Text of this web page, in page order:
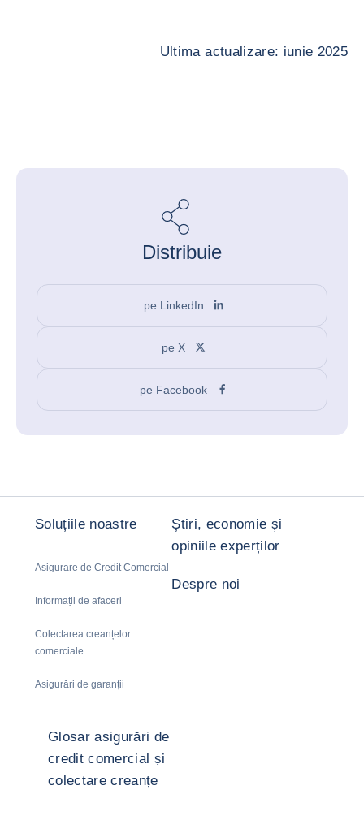
Ultima actualizare: iunie 2025
Distribuie
pe LinkedIn
pe X
pe Facebook
Soluțiile noastre
Asigurare de Credit Comercial
Informații de afaceri
Colectarea creanțelor
comerciale
Asigurări de garanții
Știri, economie și
opiniile experților
Despre noi
Glosar asigurări de
credit comercial și
colectare creanțe